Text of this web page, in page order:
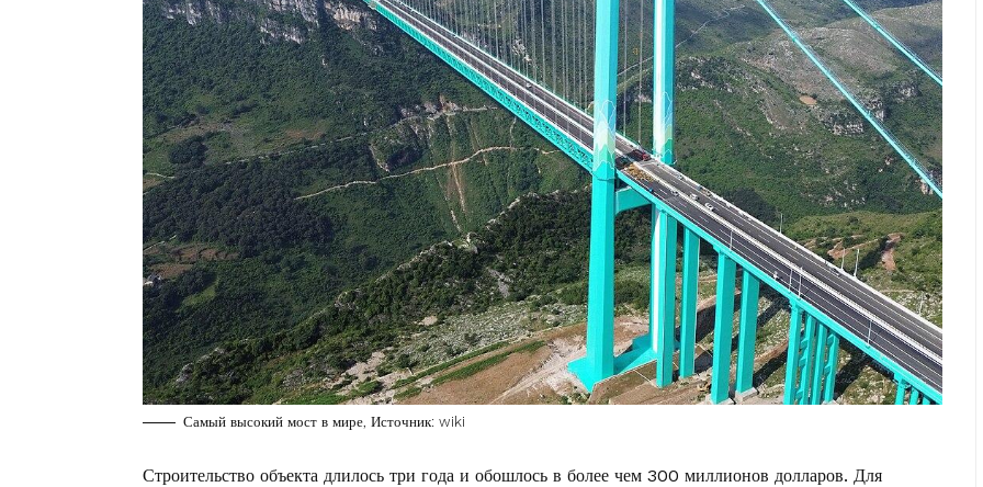
Самый высокий мост в мире, Источник: wiki
Строительство объекта длилось три года и обошлось в более чем 300 миллионов долларов. Для